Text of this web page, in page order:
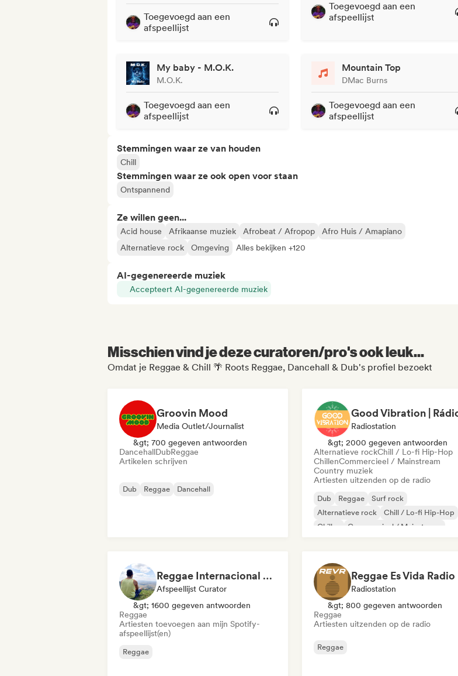
Toegevoegd aan een
afspeellijst
Toegevoegd aan een
afspeellijst
My baby - M.O.K.
M.O.K.
Toegevoegd aan een
afspeellijst
Mountain Top
DMac Burns
Toegevoegd aan een
afspeellijst
Stemmingen waar ze van houden
Chill
Stemmingen waar ze ook open voor staan
Ontspannend
Ze willen geen...
Acid house Afrikaanse muziek Afrobeat / Afropop
Afro Huis / Amapiano
Alternatieve rock
Omgeving Alles bekijken +120
AI-gegenereerde muziek
Accepteert AI-gegenereerde muziek
Misschien vind je deze curatoren/pro's ook leuk...
Omdat je Reggae & Chill 🌴 Roots Reggae, Dancehall & Dub's profiel bezoekt
Groovin Mood
Media Outlet/Journalist
&gt; 700 gegeven antwoorden
DancehallDubReggae
Artikelen schrijven
Dub Reggae Dancehall
Radiostation
&gt; 2000 gegeven antwoorden
Alternatieve rockChill / Lo-fi Hip-Hop
ChillenCommercieel / Mainstream
Country muziek
Artiesten uitzenden op de radio
Dub Reggae
Surf rock
Alternatieve rock
Chill / Lo-fi Hip-Hop
Chillen
Commercieel / Mainstream
Reggae Internacional as melhores
Afspeellijst Curator
&gt; 1600 gegeven antwoorden
Reggae
Artiesten toevoegen aan mijn Spotify-
afspeellijst(en)
Reggae
Reggae Es Vida Radio
Radiostation
&gt; 800 gegeven antwoorden
Reggae
Artiesten uitzenden op de radio
Reggae